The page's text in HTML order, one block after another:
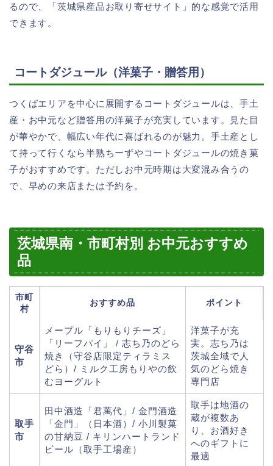
るので、「茨城県産品お取り寄せサイト」的な感覚で活用
できます。
コートダジュール（洋菓子・贈答用）
つくばエリアを中心に展開するコートダジュールは、手土
産・お中元など贈答用の洋菓子が充実しています。見た目
が華やかで、幅広い年代に喜ばれるのが魅力。手土産とし
て持って行くなら半熟ちーずやコートダジュールの焼き菓
子がおすすめです。ただしお中元時期は大変混み合うの
で、早めの来店または予約を。
茨城県南・市町村別 お中元おすすめ
品
市町
村
おすすめ品 ポイント
守谷
市
メープル「もりもりチーズ」
「リーフパイ」 / 志ち乃のどら
焼き（守谷店限定ティラミス
どら）/ ミルク工房もりやの飲
むヨーグルト
洋菓子が充
実。志ち乃は
茨城全域で人
気のどら焼き
専門店
取手
市
田中酒造「君萬代」/ 金門酒造
「金門」（日本酒）/ 小川製菓
の甘納豆 / キリンハートランド
ビール（取手工場産）
取手は地酒の
蔵が複数あ
り、お酒好き
へのギフトに
最適